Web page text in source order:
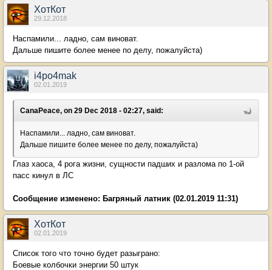
ХотКот
29.12.2018
Наспамили... ладно, сам виноват.
Дальше пишите более менее по делу, пожалуйста)
i4po4mak
02.01.2019
CanaPeace, on 29 Dec 2018 - 02:27, said:
Наспамили... ладно, сам виноват.
Дальше пишите более менее по делу, пожалуйста)
Глаз хаоса, 4 рога жизни, сущности падших и разлома по 1-ой
пасс кинул в ЛС
Сообщение изменено: Багряный латник (02.01.2019 11:31)
ХотКот
02.01.2019
Список того что точно будет разыграно:
Боевые колбочки энергии 50 штук